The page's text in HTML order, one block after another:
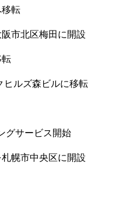
転
市北区梅田に開設
転
ヒルズ森ビルに移転
グサービス開始
幌市中央区に開設